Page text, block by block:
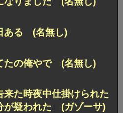
ある (名無し)
たの俺やで (名無し)
た時夜中仕掛けられた
が疑われた (ガゾーサ)